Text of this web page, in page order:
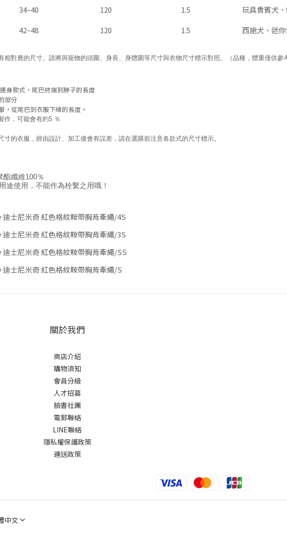
34~40 120 1.5
玩具貴賓犬、
42~48 120 1.5 西施犬、迷你
相對應的尺寸。請將與寵物的頭圍、身長、身體圍等尺寸與衣物尺寸標示對照。（品種，體重僅供參
身款式，尾巴終端到脖子的長度
部分
，從尾巴到衣服下緣的長度。
作，可能會有約5 ％
的衣服，經由設計、加工後會有誤差，請在選購前注意各款式的尺寸標示。
纖維100％
途使用，不能作為栓繫之用哦！
士尼米奇 紅色格紋鞍帶胸背牽繩/4S
士尼米奇 紅色格紋鞍帶胸背牽繩/3S
士尼米奇 紅色格紋鞍帶胸背牽繩/SS
士尼米奇 紅色格紋鞍帶胸背牽繩/S
關於我們
商店介紹
購物須知
會員分級
人才招募
臉書社團
電郵聯絡
LINE聯絡
隱私權保護政策
運送政策
中文